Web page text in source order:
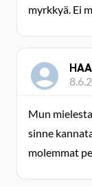
myrkkyä. Ei
Mun
sinne
molemmat